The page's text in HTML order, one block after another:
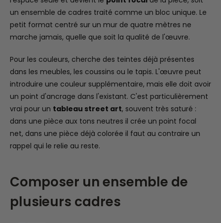
un ensemble de cadres traité comme un bloc unique. Le
petit format centré sur un mur de quatre mètres ne
marche jamais, quelle que soit la qualité de l'œuvre.
Pour les couleurs, cherche des teintes déjà présentes
dans les meubles, les coussins ou le tapis. L'œuvre peut
introduire une couleur supplémentaire, mais elle doit avoir
un point d'ancrage dans l'existant. C'est particulièrement
vrai pour un tableau street art, souvent très saturé :
dans une pièce aux tons neutres il crée un point focal
net, dans une pièce déjà colorée il faut au contraire un
rappel qui le relie au reste.
Composer un ensemble de
plusieurs cadres